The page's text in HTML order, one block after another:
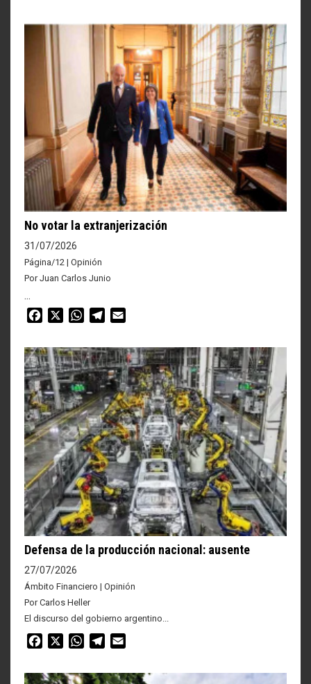
No votar la extranjerización
31/07/2026
Página/12 | Opinión
Por Juan Carlos Junio
...
Facebook WhatsAppTelegram
Defensa de la producción nacional: ausente
27/07/2026
Ámbito Financiero | Opinión
Por Carlos Heller
El discurso del gobierno argentino...
Facebook WhatsAppTelegram